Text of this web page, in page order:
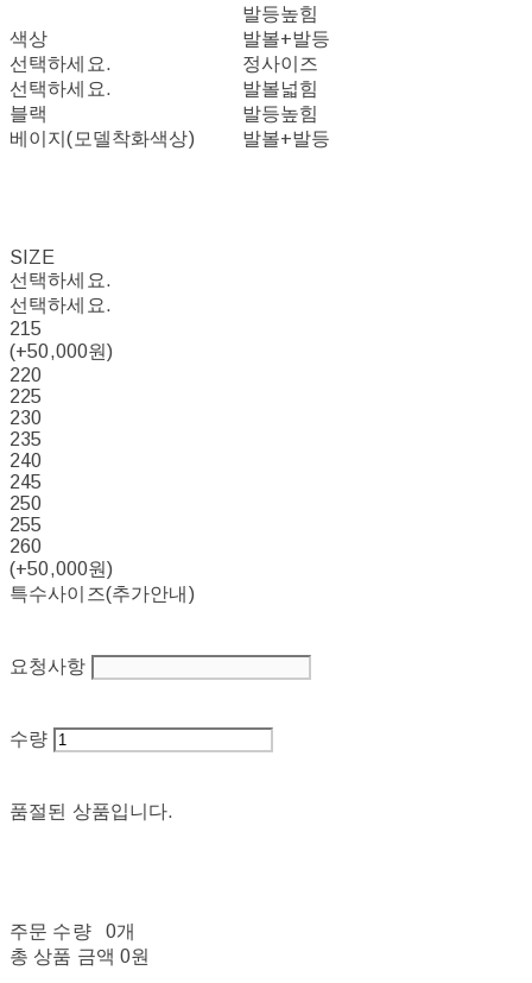
색상
선택하세요.
선택하세요.
블랙
베이지(모델착화색상)
발등높힘
발볼+발등
정사이즈
발볼넓힘
발등높힘
발볼+발등
SIZE
선택하세요.
선택하세요.
215
(+50,000원)
220
225
230
235
240
245
250
255
260
(+50,000원)
특수사이즈(추가안내)
요청사항
수량
품절된 상품입니다.
주문 수량
0개
총 상품 금액 0원